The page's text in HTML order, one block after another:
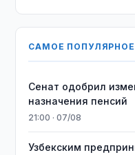
САМОЕ ПОПУЛЯРНОЕ
Сенат одобрил
назначения пенсий
21:00 · 07/08
Узбекским